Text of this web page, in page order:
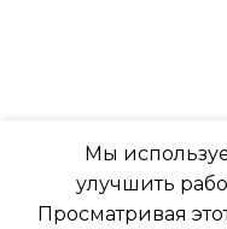
ДИАМЕТР ТРУБ
Мы
улучшить
Просматривая